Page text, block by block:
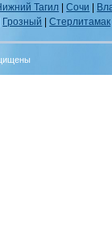
Тагил |Сочи |
Грозный |Стерлитамак